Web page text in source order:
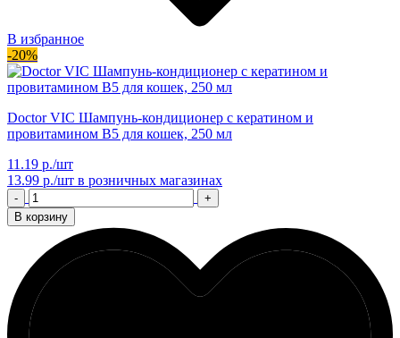
В избранное
-20%
Doctor VIC Шампунь-кондиционер с кератином и
провитамином B5 для кошек, 250 мл
11.19 р./шт
13.99 р./шт в розничных магазинах
-
+
В корзину